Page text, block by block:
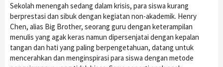
Sekolah menengah sedang dalam krisis, para siswa kurang
berprestasi dan sibuk dengan kegiatan non-akademik. Henry
Chen, alias Big Brother, seorang guru dengan keterampilan
menulis yang agak keras namun dipersenjatai dengan kepalan
tangan dan hati yang paling berpengetahuan, datang untuk
mencerahkan dan menginspirasi para siswa dengan metode